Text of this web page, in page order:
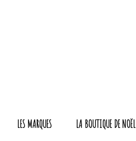
LES MARQUES LA BOUTIQUE DE NOËL